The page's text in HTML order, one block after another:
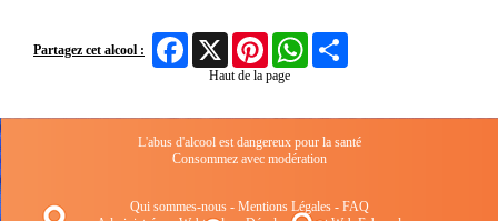
Partagez cet alcool :
FacebookX Pinterest WhatsApp
Haut de la page
L'abus d'alcool est dangereux pour la santé
Consommez avec modération
Qui sommes-nous- Mentions Légales- FAQ